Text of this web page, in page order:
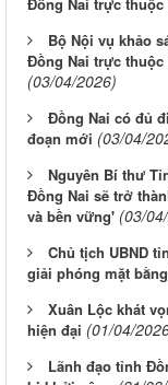
Bộ Nội vụ khảo
Đồng Nai trực
(03/04/2026)
Đồng Nai có đủ
đoạn mới (03/04/
Nguyên Bí thư
Đồng Nai sẽ trở
và bền vững' (03/
Chủ tịch UBND
giải phóng mặt
Xuân Lộc khát
hiện đại (01/04/
Lãnh đạo tỉnh